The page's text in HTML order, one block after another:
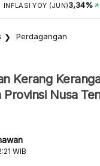
INFLASI YOY (JUN)3,34%
Perdagangan
Kerang
Provinsi Nusa
WIB